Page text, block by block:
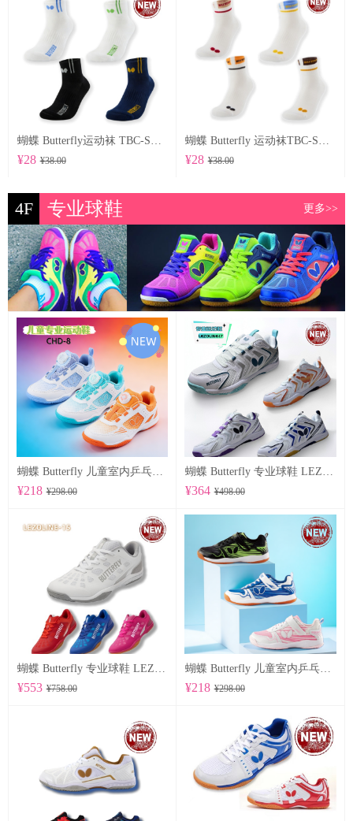
¥28 ¥38.00 ¥28 ¥38.00
4F 专业球鞋 更多>>
蝴蝶 Butterfly 儿童室内乒乓球鞋 CHD-8
¥218 ¥298.00
蝴蝶 Butterfly 专业球鞋 LEZOLINE-17
¥364 ¥498.00
蝴蝶 Butterfly 专业球鞋 LEZOLINE-15
¥553 ¥758.00
蝴蝶 Butterfly 儿童室内乒乓球鞋 CHD-7
¥218 ¥298.00